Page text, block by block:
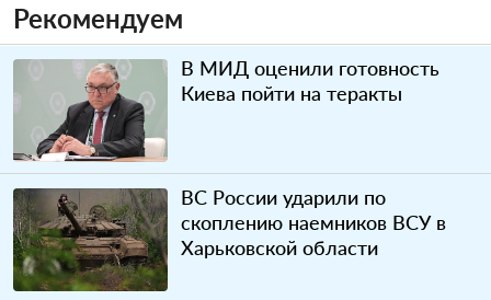
Рекомендуем
В МИД оценили готовность
Киева пойти на теракты
ВС России ударили по
скоплению наемников ВСУ в
Харьковской области